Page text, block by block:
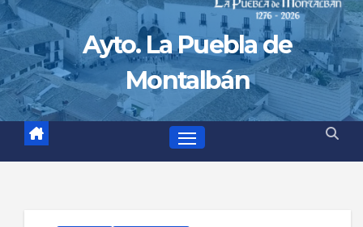
Ayto. La Puebla de
Montalbán